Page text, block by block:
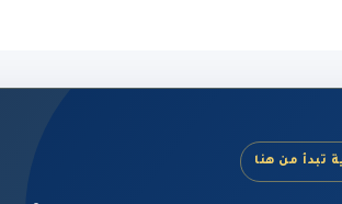
تبدأ من هنا